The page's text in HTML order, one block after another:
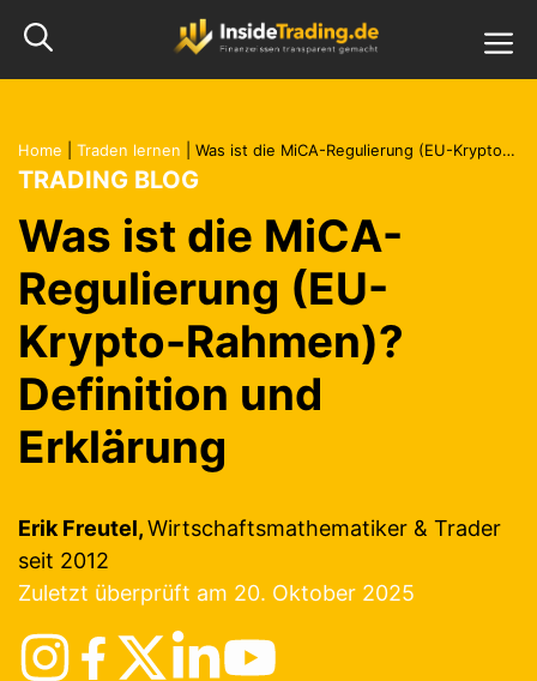
Inhalt
springen
Home Traden lernen Was ist die MiCA-Regulierung (EU-Krypto-Rahmen)? Definition und Erklärung
TRADING BLOG
Was ist die MiCA-
Regulierung (EU-
Krypto-Rahmen)?
Definition und
Erklärung
Erik Freutel,Wirtschaftsmathematiker & Trader
seit 2012
Zuletzt überprüft am 20. Oktober 2025